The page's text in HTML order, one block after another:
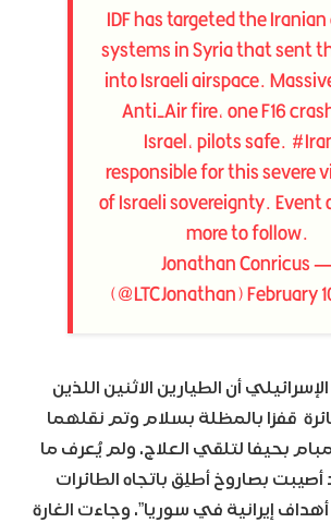
IDF has targeted the
systems in Syria that sent
into Israeli airspace.
Anti-Air fire, one F16
Israel, pilots safe.
responsible for this severe
of Israeli sovereignty. Event
more to follow.
— Jonathan Conricus
(@LTCJonathan)February
أن الطيارين الاثنين اللذين
قفزا بالمظلة بسلام وتم نقلهما
بحيفا لتلقي العلاج. ولم يُعرف ما
أصيبت بصاروخ أطلِق باتجاه الطائرات
إيرانية في سوريا”. وجاءت الغارة